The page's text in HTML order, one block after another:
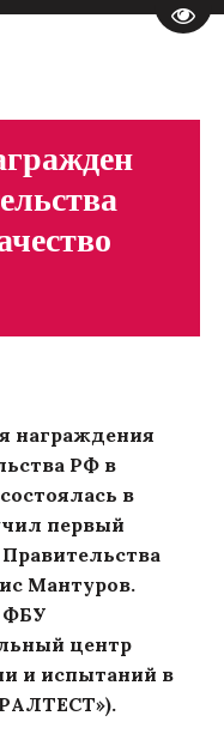
награждения
РФ в
в
первый
Мантуров.
ФБУ
центр
и испытаний в